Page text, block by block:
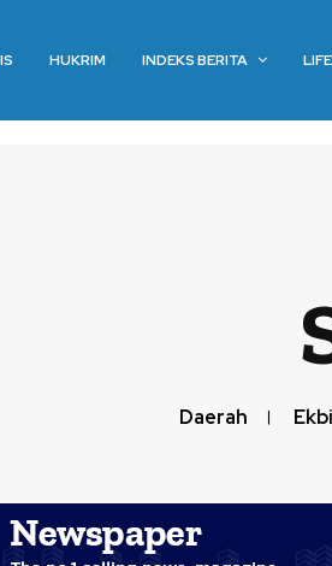
HUKRIM INDEKS BERITA
Daerah